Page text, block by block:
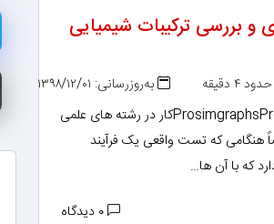
و بررسی ترکیبات شیمیایی
۴ دقیقه
به‌روزرسانی: ۱۳۹۸/۱۲/۰۱
نرم افزار محاسبات، شبیه سازی ترکیبات شیمیایی ProsimgraphsProکار در رشته های علمی
که تست واقعی یک فرآیند
که با آن ها…